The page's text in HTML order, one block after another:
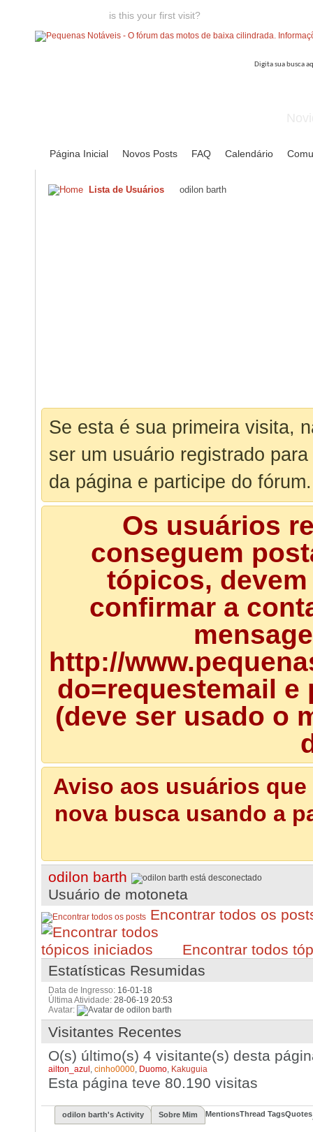
is this your first visit?
Página Inicial Novos Posts FAQ Calendário
Lista de Usuários odilon barth
Se esta é sua primeira visita,
ser um usuário registrado
da página e participe do fórum.
Os usuários
conseguem
tópicos,
confirmar a
http://
do=requestemail
(deve ser usado o
Aviso aos usuários
nova busca usando a
odilon barth
Usuário de motoneta
Encontrar todos os
Encontrar todos
Estatísticas Resumidas
Data de Ingresso 16-01-18
Última Atividade 28-06-19 20:53
Avatar
Visitantes Recentes
O(s) último(s) 4 visitante(s) desta
ailton_azul , cinho0000, Duomo, Kakuguia
Esta página teve 80.190 visitas
odilon barth's Activity Sobre Mim MentionsThread TagsQuotes